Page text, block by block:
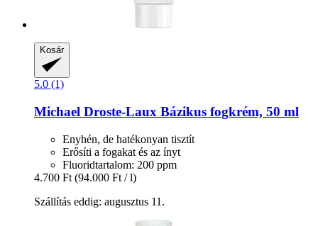
Kosár
5.0 (1)
Michael Droste-Laux Bázikus fogkrém, 50 ml
Enyhén, de hatékonyan tisztít
Erősíti a fogakat és az ínyt
Fluoridtartalom: 200 ppm
4.700 Ft (94.000 Ft / l)
Szállítás eddig: augusztus 11.